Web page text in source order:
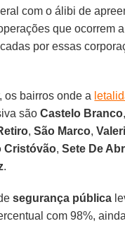
com o álibi de
que ocorrem
por essas
os bairros onde a
sãoCastelo Branco,
,São Marco,
Cristóvão,Sete De
.
segurança pública
com 98%,